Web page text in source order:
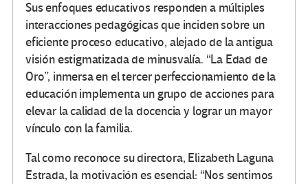
Sus enfoques educativos responden a múltiples
interacciones pedagógicas que inciden sobre un
eficiente proceso educativo, alejado de la antigua
visión estigmatizada de minusvalía. “La Edad de
Oro”, inmersa en el tercer perfeccionamiento de la
educación implementa un grupo de acciones para
elevar la calidad de la docencia y lograr un mayor
vínculo con la familia.
Tal como reconoce su directora, Elizabeth Laguna
Estrada, la motivación es esencial: “Nos sentimos